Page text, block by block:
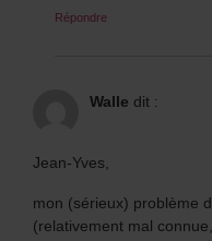
Répondre
Walle dit :
Jean-Yves,
mon (sérieux) problème
(relativement mal